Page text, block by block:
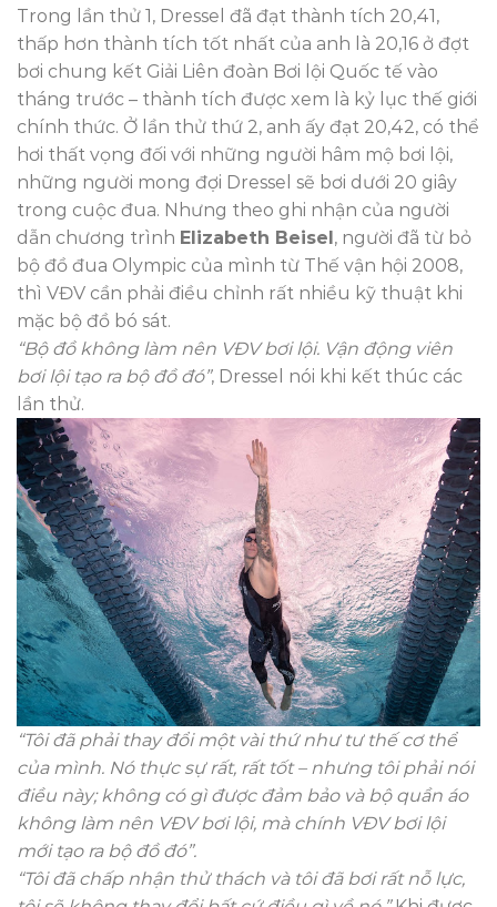
Trong lần thử 1, Dressel đã đạt thành tích 20,41,
thấp hơn thành tích tốt nhất của anh là 20,16 ở đợt
bơi chung kết Giải Liên đoàn Bơi lội Quốc tế vào
tháng trước – thành tích được xem là kỷ lục thế giới
chính thức. Ở lần thử thứ 2, anh ấy đạt 20,42, có thể
hơi thất vọng đối với những người hâm mộ bơi lội,
những người mong đợi Dressel sẽ bơi dưới 20 giây
trong cuộc đua. Nhưng theo ghi nhận của người
dẫn chương trình Elizabeth Beisel, người đã từ bỏ
bộ đồ đua Olympic của mình từ Thế vận hội 2008,
thì VĐV cần phải điều chỉnh rất nhiều kỹ thuật khi
mặc bộ đồ bó sát.
“Bộ đồ không làm nên VĐV bơi lội. Vận động viên
bơi lội tạo ra bộ đồ đó”, Dressel nói khi kết thúc các
lần thử.
“Tôi đã phải thay đổi một vài thứ như tư thế cơ thể
của mình. Nó thực sự rất, rất tốt – nhưng tôi phải nói
điều này; không có gì được đảm bảo và bộ quần áo
không làm nên VĐV bơi lội, mà chính VĐV bơi lội
mới tạo ra bộ đồ đó”.
“Tôi đã chấp nhận thử thách và tôi đã bơi rất nỗ lực,